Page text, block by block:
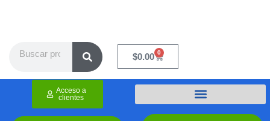
$0.00 0
Cart
Acceso a
clientes